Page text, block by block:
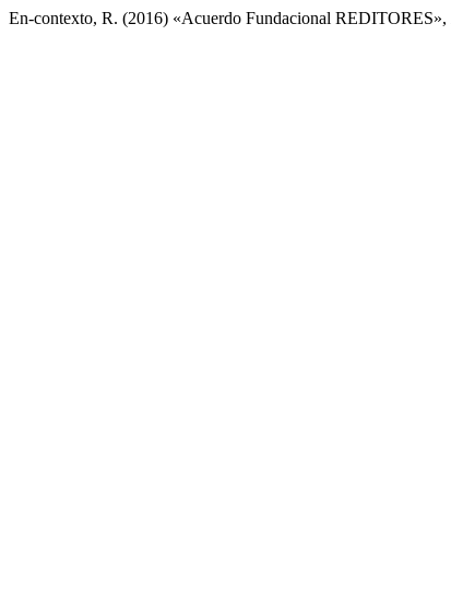
En-contexto, R. (2016) «Acuerdo Fundacional REDITORES»,